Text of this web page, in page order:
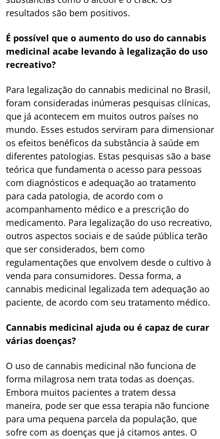
resultados são bem positivos.
É possível que o aumento do uso do cannabis
medicinal acabe levando à legalização do uso
recreativo?
Para legalização do cannabis medicinal no Brasil,
foram consideradas inúmeras pesquisas clínicas,
que já acontecem em muitos outros países no
mundo. Esses estudos serviram para dimensionar
os efeitos benéficos da substância à saúde em
diferentes patologias. Estas pesquisas são a base
teórica que fundamenta o acesso para pessoas
com diagnósticos e adequação ao tratamento
para cada patologia, de acordo com o
acompanhamento médico e a prescrição do
medicamento. Para legalização do uso recreativo,
outros aspectos sociais e de saúde pública terão
que ser considerados, bem como
regulamentações que envolvem desde o cultivo à
venda para consumidores. Dessa forma, a
cannabis medicinal legalizada tem adequação ao
paciente, de acordo com seu tratamento médico.
Cannabis medicinal ajuda ou é capaz de curar
várias doenças?
O uso de cannabis medicinal não funciona de
forma milagrosa nem trata todas as doenças.
Embora muitos pacientes a tratem dessa
maneira, pode ser que essa terapia não funcione
para uma pequena parcela da população, que
sofre com as doenças que já citamos antes. O